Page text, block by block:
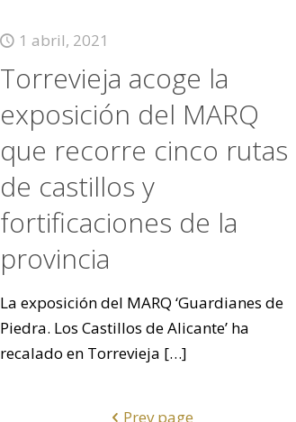
1 abril, 2021
Torrevieja acoge la
exposición del MARQ
que recorre cinco rutas
de castillos y
fortificaciones de la
provincia
La exposición del MARQ ‘Guardianes de
Piedra. Los Castillos de Alicante’ ha
recalado en Torrevieja […]
Prev page